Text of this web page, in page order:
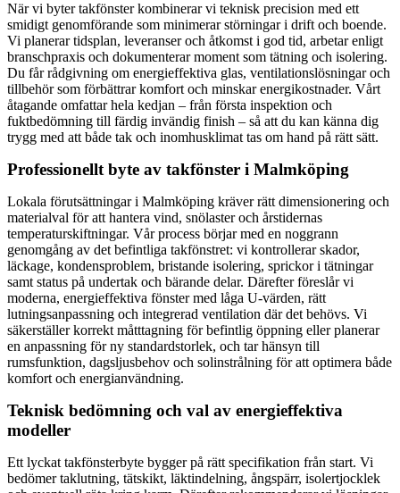
När vi byter takfönster kombinerar vi teknisk precision med ett
smidigt genomförande som minimerar störningar i drift och boende.
Vi planerar tidsplan, leveranser och åtkomst i god tid, arbetar enligt
branschpraxis och dokumenterar moment som tätning och isolering.
Du får rådgivning om energieffektiva glas, ventilationslösningar och
tillbehör som förbättrar komfort och minskar energikostnader. Vårt
åtagande omfattar hela kedjan – från första inspektion och
fuktbedömning till färdig invändig finish – så att du kan känna dig
trygg med att både tak och inomhusklimat tas om hand på rätt sätt.
Professionellt byte av takfönster i Malmköping
Lokala förutsättningar i Malmköping kräver rätt dimensionering och
materialval för att hantera vind, snölaster och årstidernas
temperaturskiftningar. Vår process börjar med en noggrann
genomgång av det befintliga takfönstret: vi kontrollerar skador,
läckage, kondensproblem, bristande isolering, sprickor i tätningar
samt status på undertak och bärande delar. Därefter föreslår vi
moderna, energieffektiva fönster med låga U‑värden, rätt
lutningsanpassning och integrerad ventilation där det behövs. Vi
säkerställer korrekt måtttagning för befintlig öppning eller planerar
en anpassning för ny standardstorlek, och tar hänsyn till
rumsfunktion, dagsljusbehov och solinstrålning för att optimera både
komfort och energianvändning.
Teknisk bedömning och val av energieffektiva
modeller
Ett lyckat takfönsterbyte bygger på rätt specifikation från start. Vi
bedömer taklutning, tätskikt, läktindelning, ångspärr, isolertjocklek